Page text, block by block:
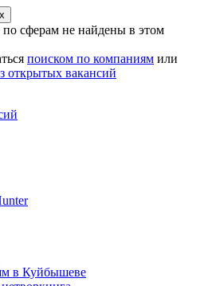
сферам не найдены в этом
поиском по компаниям или
открытых вакансий
в Куйбышеве